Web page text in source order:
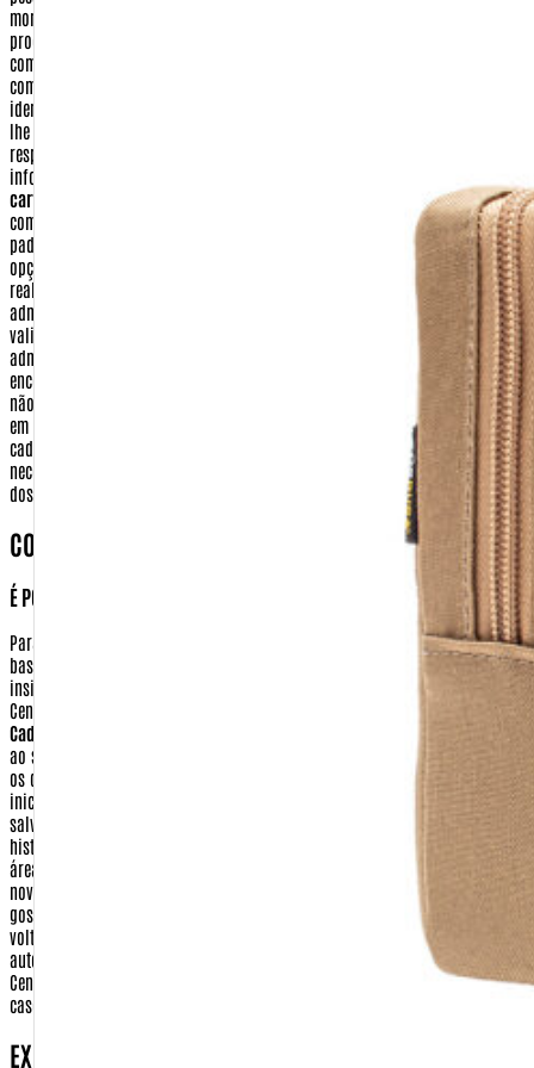
momentos, serão aquelas envolvidas no processo de preparação e envio dos
produtos requisitados. Confira abaixo quais dados seus deverão ser
compartilhados com terceiros, em que momento e por qual razão, assim
como os dados que não são compartilhados.
identificação e localização deverão constar no pacote com os produtos que
lhe serão enviados quando realizar uma compra. Assim sendo, a empresa
responsável pela entrega de seu pedido, poderá ter acesso a esta
informação como forma, apenas, de cumprir o seu serviço.
cartão de crédito, data de validade e código de segurança
- Informações
como esta, de tamanha importância, são tratadas sob os mais rigorosos
padrões de segurança. Os seus dados de cartão de crédito, quando feita a
opção por este tipo de pagamento, serão utilizados apenas para a
realização de transação eletrônica, entre a Warfare.com.br e a sua
administradora de cartão de crédito. As informações digitadas (número,
validade e código de segurança) são criptografadas e enviadas para a
administradora do cartão. Após confirmado o pagamento e o envio da
encomenda, esses dados são apagados de nosso sistema. A warfare.com.br
não tem em momento algum acesso a essas informações que são digitadas
em ambiente seguro do meio de pagamento.
Dados bancários
- No seu
cadastro de compra realizado no site http://www.Warfare.com.br não será
necessário fornecer nenhuma de suas informações bancárias, com exceção
dos casos necessários para realização de devolução
COMO POSSO TER ACESSO AS MINHAS INFORMAÇÕES?
É POSSÍVEL APAGAR OU ALTERAR ESSAS INFORMAÇÕES?
Para ter acesso aos seus dados ou realizar a alteração em seu cadastro,
basta clicar no ícone 'Meu Cadastro', localizado no topo da tela. Depois
insira sua identificação e sua senha. Você será remetido para o menu da
Central de Cliente. Nesta tela você terá as seguintes opções:
Cadastrais:
Nesta opção você pode alterar todas as informações referentes
ao seu cadastro pessoal (identificação, senha, e-mail e preferências). Altere
os que julgar necessário e clique em 'Continuar'. Você voltará para a tela
inicial da área 'Meu Cadastro'. Suas alterações estarão automaticamente
salvas.
você poderá saber sobre o andamento e o
histórico de seus pedidos.
você poderá selecionar as
áreas de seu interesse para receber, semanalmente, um E-mail com todas as
novidades da Warfare.com.br. Escolha os assuntos referentes ao qual você
gostaria de receber os principais lançamentos. Clique em 'Continuar'. Você
voltará para a tela inicial da área 'Meu Cadastro'. Suas alterações estarão
automaticamente salvas.
Encerra sua sessão com a
Central do Cliente, fazendo com que você tenha que se identificar novamente
caso queira atualizar seus dados ou finalizar uma compra.
EXISTE ALGUM PASSO DA TRANSAÇÃO DE COMPRA,